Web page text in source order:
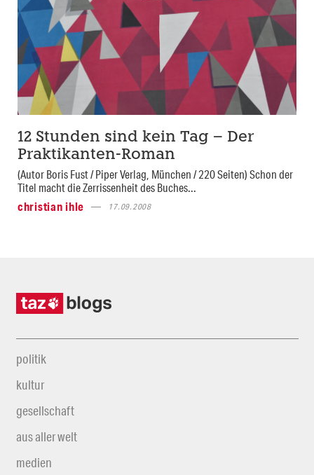
12 Stunden sind kein Tag – Der
Praktikanten-Roman
(Autor Boris Fust / Piper Verlag, München / 220 Seiten) Schon der
Titel macht die Zerrissenheit des Buches...
christian ihle
17.09.2008
politik
kultur
gesellschaft
aus aller welt
medien